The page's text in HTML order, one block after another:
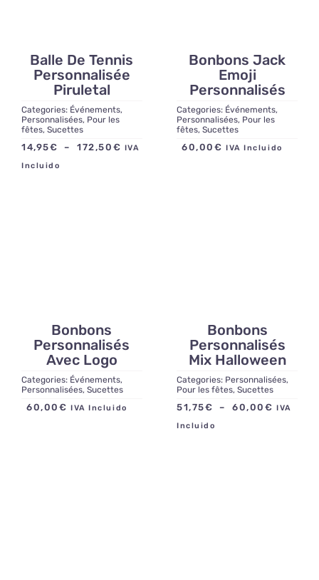
Balle De Tennis
Personnalisée
Piruletal
Categories: Événements,
Personnalisées, Pour les
fêtes, Sucettes
14,95€ – 172,50 € Plage
IVA
Incluido
Bonbons Jack
Emoji
Personnalisés
Categories: Événements,
Personnalisées, Pour les
fêtes, Sucettes
60,00 € IVA Incluido
Bonbons
Personnalisés
Avec Logo
Categories: Événements,
Personnalisées, Sucettes
60,00 € IVA Incluido
Bonbons
Personnalisés
Mix Halloween
Categories: Personnalisées,
Pour les fêtes, Sucettes
51,75€ – 60,00 € Plage
IVA
Incluido